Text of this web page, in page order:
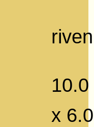
riven
10.0
x 6.0